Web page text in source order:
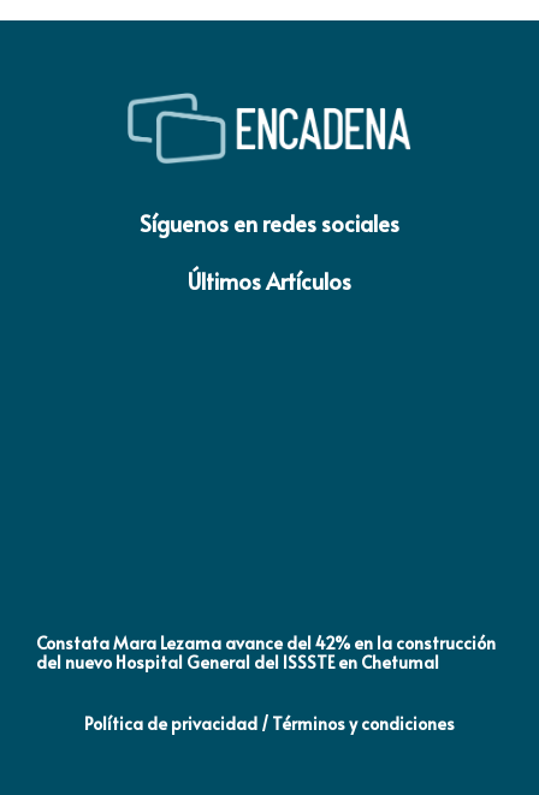
Síguenos en redes sociales
Últimos Artículos
Constata Mara Lezama avance del 42% en la construcción
del nuevo Hospital General del ISSSTE en Chetumal
Política de privacidad / Términos y condiciones